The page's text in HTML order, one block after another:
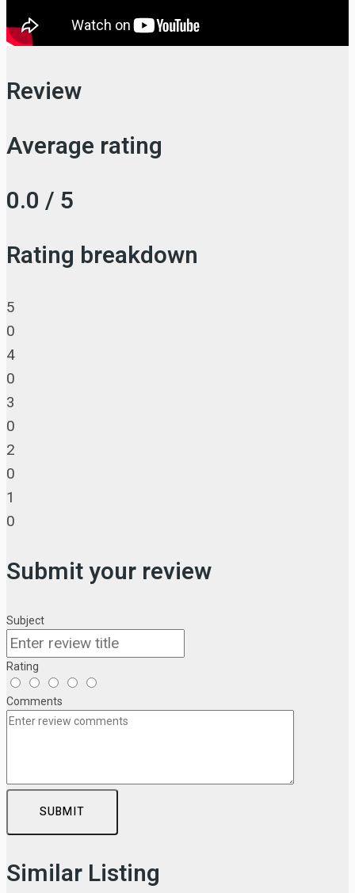
Review
Average rating
0.0 / 5
Rating breakdown
5
0
4
0
3
0
2
0
1
0
Submit your review
Subject
Rating
Comments
SUBMIT
Similar Listing